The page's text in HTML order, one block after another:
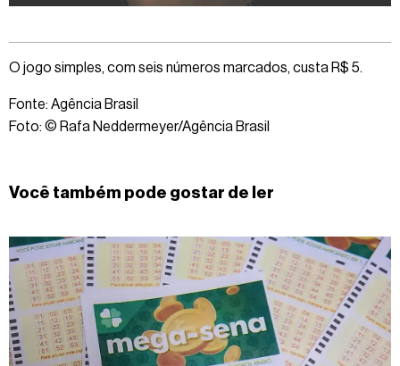
O jogo simples, com seis números marcados, custa R$ 5.
Fonte: Agência Brasil
Foto: © Rafa Neddermeyer/Agência Brasil
Você também pode gostar de ler